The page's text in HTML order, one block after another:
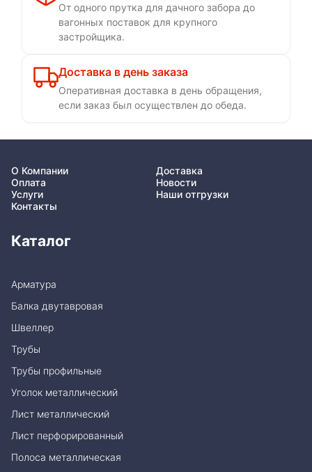
От одного прутка для дачного забора до
вагонных поставок для крупного
застройщика.
Доставка в день заказа
Оперативная доставка в день обращения,
если заказ был осуществлен до обеда.
О Компании
Доставка
Оплата
Новости
Услуги
Наши отгрузки
Контакты
Каталог
Арматура
Балка двутавровая
Швеллер
Трубы
Трубы профильные
Уголок металлический
Лист металлический
Лист перфорированный
Полоса металлическая